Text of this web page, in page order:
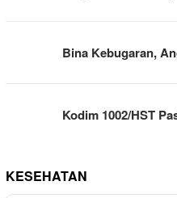
Bina Kebugaran,
Kodim 1002/HST
KESEHATAN